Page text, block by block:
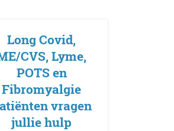
Long Covid,
CVS, Lyme,
POTS en
Fibromyalgie
vragen
jullie hulp